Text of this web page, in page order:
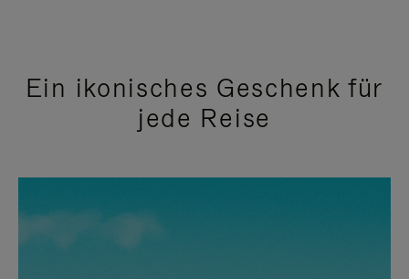
Ein ikonisches Geschenk für
jede Reise